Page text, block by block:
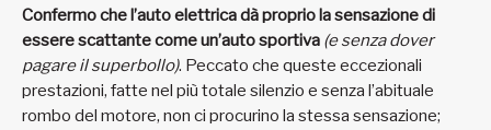
Confermo che l’auto elettrica dà proprio la sensazione di
essere scattante come un’auto sportiva (e senza dover
pagare il superbollo). Peccato che queste eccezionali
prestazioni, fatte nel più totale silenzio e senza l’abituale
rombo del motore, non ci procurino la stessa sensazione;